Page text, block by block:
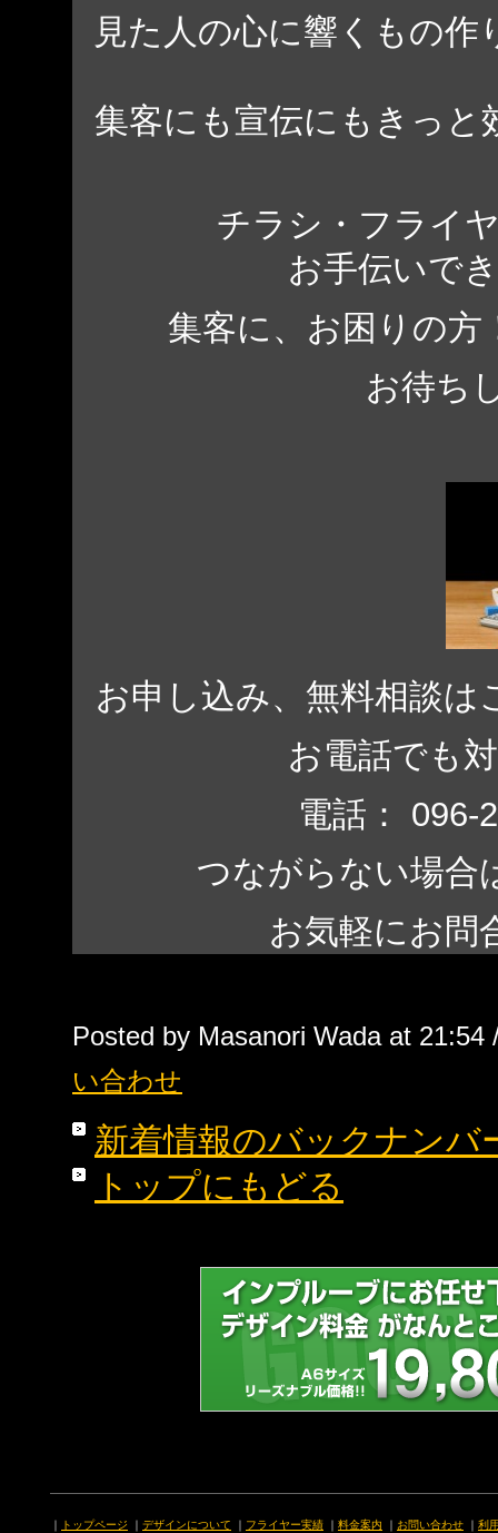
見た人の心に響くもの
集客にも宣伝にもきっと
チラシ・フライ
お手伝いで
集客に、お困りの方
お待ち
お申し込み、無料相談
お電話でも
電話： 096-
つながらない場合
お気軽にお問
Posted by Masanori Wada at
い合わせ
新着情報のバックナンバ
トップにもどる
｜ トップページ ｜ デザインについて ｜ フライヤー実績 ｜ 料金案内 ｜ お問い合わせ ｜ 利